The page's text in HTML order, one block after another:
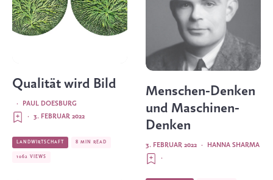
Qualität wird Bild
PAUL DOESBURG
·
3. FEBRUAR 2022
·
LANDWIRTSCHAFT 8 MIN READ
1062 VIEWS
Menschen-Denken
und Maschinen-
Denken
HANNA SHARMA
·
3. FEBRUAR 2022
·